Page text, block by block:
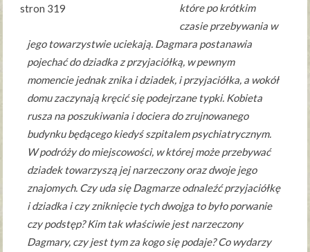
stron 319
które po krótkim
czasie przebywania w
jego towarzystwie uciekają. Dagmara postanawia
pojechać do dziadka z przyjaciółką, w pewnym
momencie jednak znika i dziadek, i przyjaciółka, a wokół
domu zaczynają kręcić się podejrzane typki. Kobieta
rusza na poszukiwania i dociera do zrujnowanego
budynku będącego kiedyś szpitalem psychiatrycznym.
W podróży do miejscowości, w której może przebywać
dziadek towarzyszą jej narzeczony oraz dwoje jego
znajomych. Czy uda się Dagmarze odnaleźć przyjaciółkę
i dziadka i czy zniknięcie tych dwojga to było porwanie
czy podstęp? Kim tak właściwie jest narzeczony
Dagmary, czy jest tym za kogo się podaje? Co wydarzy